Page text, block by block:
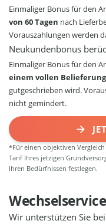
Einmaliger Bonus für den
von 60 Tagen nach
Vorauszahlungen werden
Neukundenbonus
Einmaliger Bonus für den
einem vollen
gutgeschrieben wird.
nicht gemindert.
*Für einen objektiven
Tarif Ihres jetzigen
Ihren Bedürfnissen festlegen.
Wechselservice
Wir unterstützen Sie